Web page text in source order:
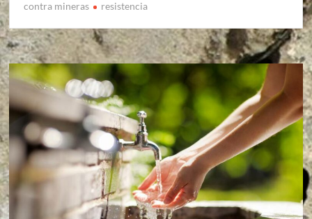
contra mineras resistencia